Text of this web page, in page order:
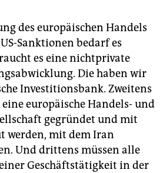
des europäischen Handels
Sanktionen bedarf es
es eine nichtprivate
Die haben wir
Investitionsbank. Zweitens
europäische Handels- und
gegründet und mit
werden, mit dem Iran
Und drittens müssen alle
Geschäftstätigkeit in der